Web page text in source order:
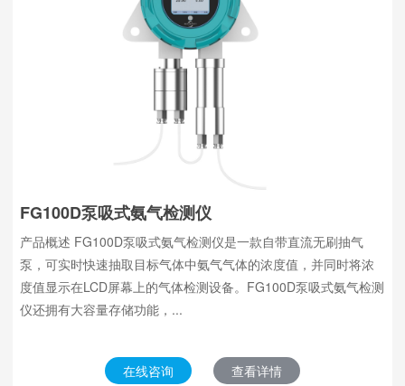
FG100D泵吸式氨气检测仪
产品概述 FG100D泵吸式氨气检测仪是一款自带直流无刷抽气
泵，可实时快速抽取目标气体中氨气气体的浓度值，并同时将浓
度值显示在LCD屏幕上的气体检测设备。FG100D泵吸式氨气检测
仪还拥有大容量存储功能，...
在线咨询 查看详情